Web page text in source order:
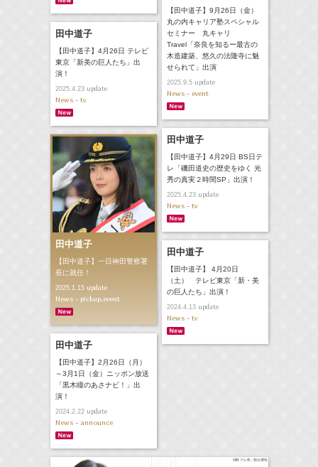
【田中道子】9月26日（金）
丸の内キャリア塾スペシャル
セミナー 丸キャリ
Travel「奈良を知るー最古の
木造建築、悠久の法隆寺に魅
せられて」出演
2025.9.5update
News - event
田中道子
【田中道子】4月26日 テレビ
東京「新美の巨人たち」出
演！
2025.4.23update
News - tv
田中道子
【田中道子】4月29日 BS日テ
レ「磯田道史の歴史をゆく 光
秀の真実２時間SP」出演！
2025.4.23update
News - tv
田中道子
【田中道子】一日神田警察署
長に就任！
2025.1.15update
News - pickup,event
田中道子
【田中道子】 4月20日
（土） テレビ東京「新・美
の巨人たち」出演！
2024.4.13update
News - tv
田中道子
【田中道子】2月26日（月）
～3月1日（金）ニッポン放送
「黒木瞳のあさナビ！」出
演！
2024.2.22update
News - announce